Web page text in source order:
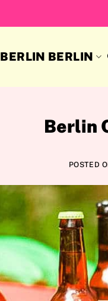
BERLIN BERLIN
Berlin
POSTED